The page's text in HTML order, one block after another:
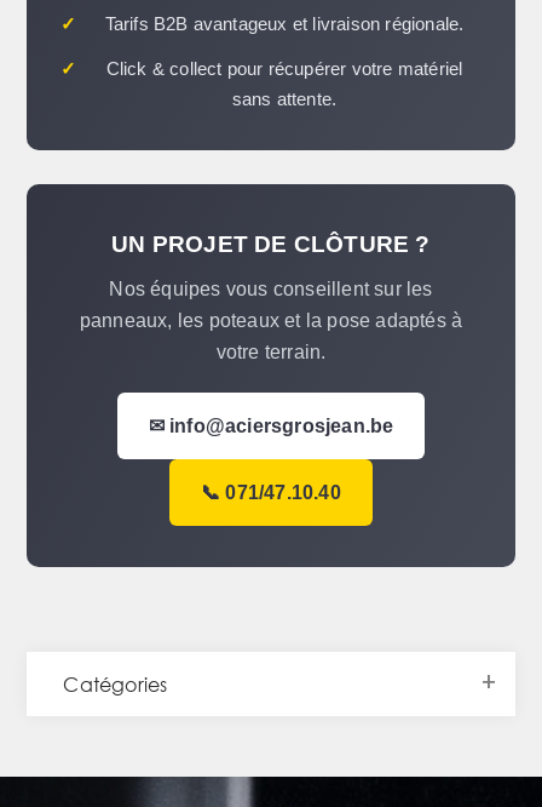
✓ Tarifs B2B avantageux et livraison régionale.
✓
Click & collect pour récupérer votre matériel
sans attente.
UN PROJET DE CLÔTURE ?
Nos équipes vous conseillent sur les
panneaux, les poteaux et la pose adaptés à
votre terrain.
✉ info@aciersgrosjean.be
📞 071/47.10.40
Catégories